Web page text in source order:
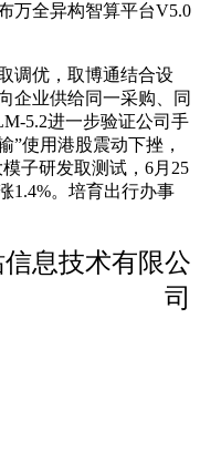
万全异构智算平台V5.0
优，取博通结合设
企业供给同一采购、同
5.2进一步验证公司手
”使用港股震动下挫，
子研发取测试，6月25
1.4%。培育出行办事
息技术有限公
司